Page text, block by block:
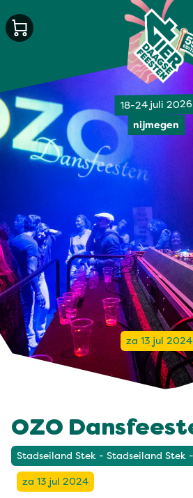
18-24 juli 2026
nijmegen
za 13 jul 2024
OZO
Stadseiland Stek - Stadseiland Stek
za 13 jul 2024